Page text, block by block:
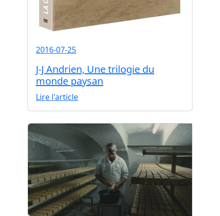
2016-07-25
J-J Andrien, Une trilogie du
monde paysan
Lire l'article